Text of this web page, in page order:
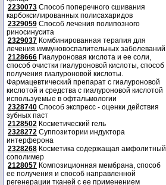
2230073 Способ поперечного сшивания
карбоксилированных полисахаридов
2329059 Способ лечения полипозного
риносинусита
2329037 Комбинированная терапия для
лечения иммуновоспалительных заболеваний
2128666 Гиалуроновая кислота и ее соли,
способ очистки гиалуроновой кислоты, способ
получения гиалуроновой кислоты.
Фармацевтический препарат с гиалуроновой
кислотой и средства с гиалуроновой кислотой
используемые в офтальмологии
2328740 Способ экспресс - оценки действия
зубных паст
2128502 Косметический гель
2328272 Суппозитории индуктора
интерферона
2328268 Косметика содержащая амфолитный
сополимер
2128057 Композиционная мембрана, способ
ее получения и способ направленной
регенерации тканей с ее применением